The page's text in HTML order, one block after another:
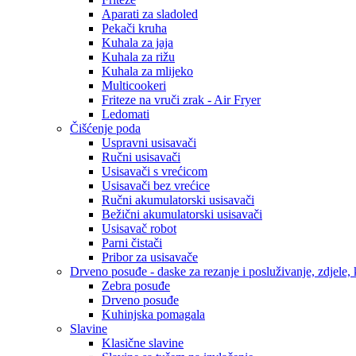
Aparati za sladoled
Pekači kruha
Kuhala za jaja
Kuhala za rižu
Kuhala za mlijeko
Multicookeri
Friteze na vruči zrak - Air Fryer
Ledomati
Čišćenje poda
Uspravni usisavači
Ručni usisavači
Usisavači s vrećicom
Usisavači bez vrećice
Ručni akumulatorski usisavači
Bežični akumulatorski usisavači
Usisavač robot
Parni čistači
Pribor za usisavače
Drveno posuđe - daske za rezanje i posluživanje,
Zebra posuđe
Drveno posuđe
Kuhinjska pomagala
Slavine
Klasične slavine